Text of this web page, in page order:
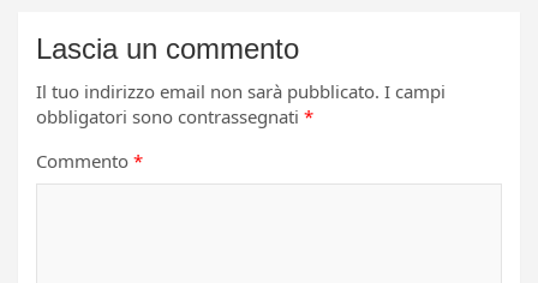
Lascia un commento
Il tuo indirizzo email non sarà pubblicato. I campi
obbligatori sono contrassegnati *
Commento *